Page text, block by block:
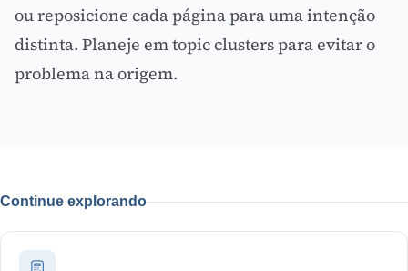
ou reposicione cada página para uma intenção
distinta. Planeje em topic clusters para evitar o
problema na origem.
Continue explorando